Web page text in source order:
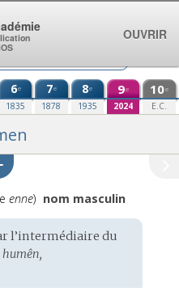
6e
1835
7e
1878
8e
1935
9e
2024
10e
E.C.
enne) nom masculin
l’intermédiaire du
humên,
OUVRIR